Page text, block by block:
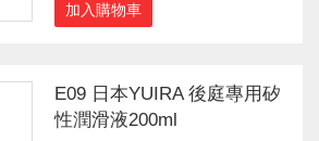
加入購物車
E09 日本YUIRA 後庭專用矽
性潤滑液200ml